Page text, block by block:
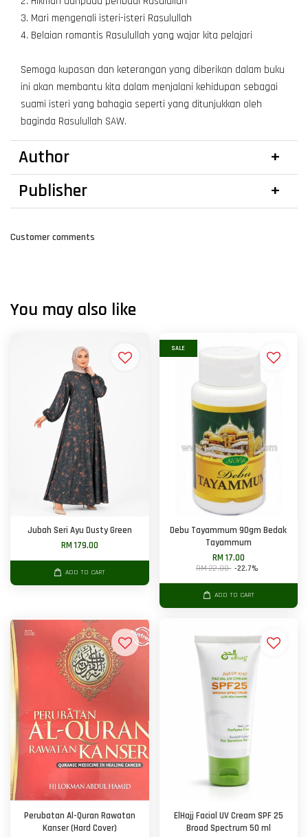
3. Mari mengenali isteri-isteri Rasulullah
4. Belaian romantis Rasulullah yang wajar kita pelajari
Semoga kupasan dan keterangan yang diberikan dalam buku
ini akan membantu kita dalam menjalani kehidupan sebagai
suami isteri yang bahagia seperti yang ditunjukkan oleh
baginda Rasulullah SAW.
Author
Publisher
Customer comments
You may also like
Jubah Seri Ayu Dusty Green
RM 179.00
ADD TO CART
SALE
Debu Tayammum 90gm Bedak
Tayammum
RM 17.00
RM 22.00 -22.7%
ADD TO CART
Perubatan Al-Quran Rawatan
Kanser (Hard Cover)
ElHajj Facial UV Cream SPF 25
Broad Spectrum 50 ml